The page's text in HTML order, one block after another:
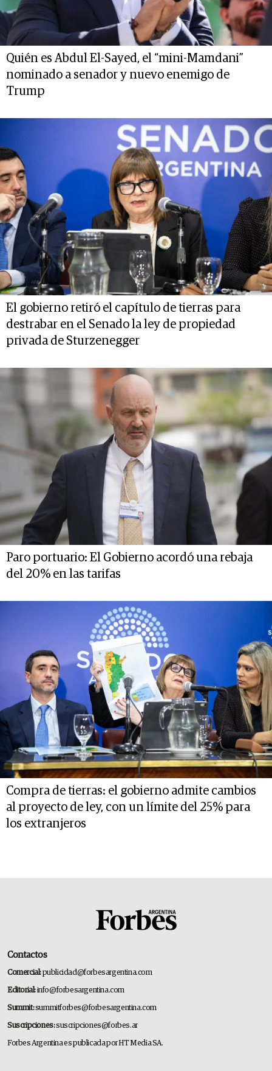
Quién es Abdul El-Sayed, el “mini-Mamdani”
nominado a senador y nuevo enemigo de
Trump
El gobierno retiró el capítulo de tierras para
destrabar en el Senado la ley de propiedad
privada de Sturzenegger
Paro portuario: El Gobierno acordó una rebaja
del 20% en las tarifas
Compra de tierras: el gobierno admite cambios
al proyecto de ley, con un límite del 25% para
los extranjeros
Contactos
Comercial:publicidad@forbesargentina.com
Editorial:info@forbesargentina.com
Summit:summitforbes@forbesargentina.com
Suscripciones:suscripciones@forbes.ar
Forbes Argentina es publicada por HT Media SA.